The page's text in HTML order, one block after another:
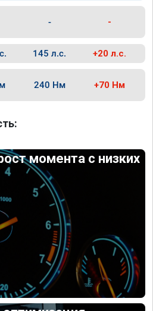
- -
145 л.с. +20 л.с.
240 Нм +70 Нм
момента с низких